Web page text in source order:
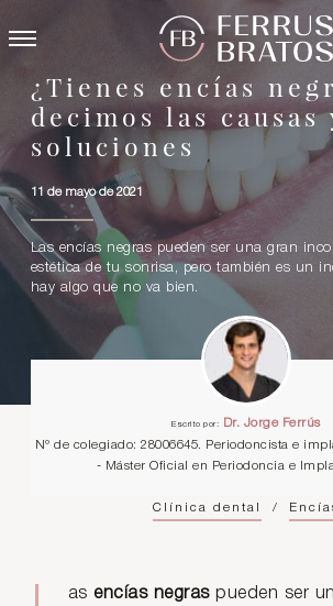
¿Tienes encías
decimos las causas
soluciones
11 de mayo de 2021
Las encías negras pueden ser una gran
estética de tu sonrisa, pero también es un
hay algo que no va bien.
Escrito por:
Dr. Jorge Ferrús
Nº de colegiado: 28006645. Periodoncista e
- Máster Oficial en Periodoncia e
Clínica dental /
Las encías negraspueden ser